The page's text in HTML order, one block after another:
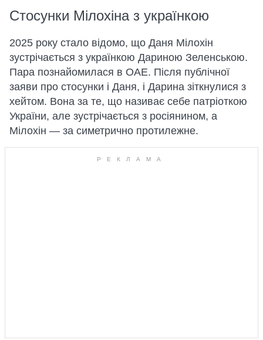
Стосунки Мілохіна з українкою
2025 року стало відомо, що Даня Мілохін
зустрічається з українкою Дариною Зеленською.
Пара познайомилася в ОАЕ. Після публічної
заяви про стосунки і Даня, і Дарина зіткнулися з
хейтом. Вона за те, що називає себе патріоткою
України, але зустрічається з росіянином, а
Мілохін — за симетрично протилежне.